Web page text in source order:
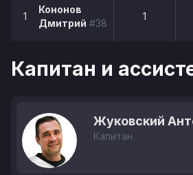
1
Кононов
Дмитрий #38
1
Капитан и
Жуковский
Капитан